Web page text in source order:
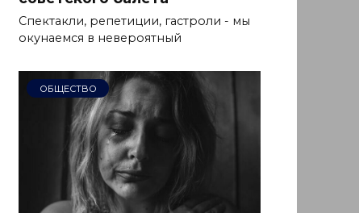
Спектакли, репетиции, гастроли - мы
окунаемся в невероятный
ОБЩЕСТВО